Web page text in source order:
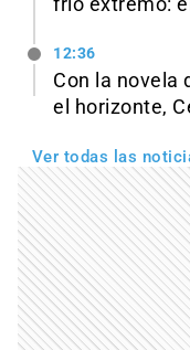
frío extremo:
12:36
Con la novela
el horizonte,
Ver todas las